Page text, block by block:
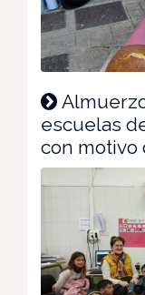
escuelas
con motivo